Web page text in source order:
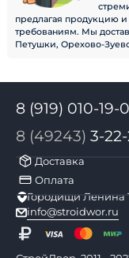
предлагая продукцию
требованиям. Мы
Петушки, Орехово-
8 (919) 010-19-
8 (49243) 3-22-
Доставка
Оплата
Городищи Ленина
info@stroidwor.ru